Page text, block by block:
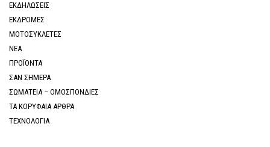
ΕΚΔΗΛΩΣΕΙΣ
ΕΚΔΡΟΜΕΣ
ΜΟΤΟΣΥΚΛΕΤΕΣ
ΝΕΑ
ΠΡΟΪΟΝΤΑ
ΣΑΝ ΣΗΜΕΡΑ
ΣΩΜΑΤΕΙΑ – ΟΜΟΣΠΟΝΔΙΕΣ
ΤΑ ΚΟΡΥΦΑΙΑ ΑΡΘΡΑ
ΤΕΧΝΟΛΟΓΙΑ